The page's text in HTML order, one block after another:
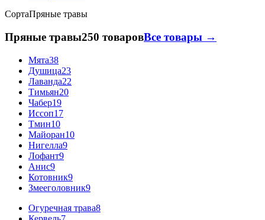
СортаПряные травы
Пряные травы250 товаровВсе товары →
Мята38
Душица23
Лаванда22
Тимьян20
Чабер19
Иссоп17
Тмин10
Майоран10
Нигелла9
Лофант9
Анис9
Котовник9
Змееголовник9
Огуречная трава8